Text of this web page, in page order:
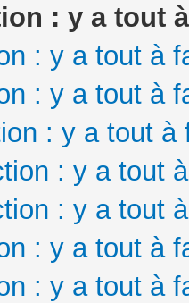
: y a tout
: y a tout à
: y a tout à
: y a tout à
: y a tout
: y a tout
: y a tout à
: y a tout à